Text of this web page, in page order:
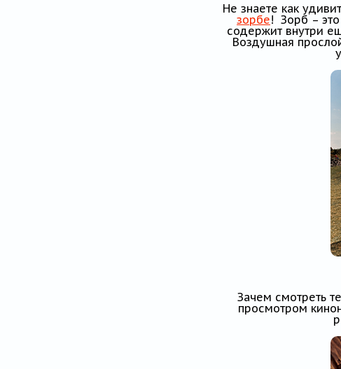
Не знаете как
зорбе! Зорб –
содержит внутри
Воздушная
Зачем смотреть
просмотром